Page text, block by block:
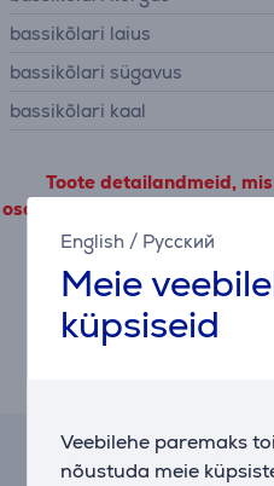
English / Русский
Meie
küpsiseid
Veebilehe paremaks
nõustuda meie
bassikõlari laius
bassikõlari sügavus
bassikõlari kaal
Toote detailandmeid,
osapooltelt, on võimalik
jõudlusküpsiste
Järelmaksu